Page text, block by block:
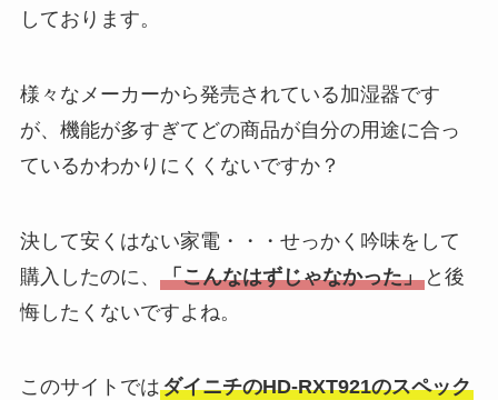
しております。
様々なメーカーから発売されている加湿器です
が、機能が多すぎてどの商品が自分の用途に合っ
ているかわかりにくくないですか？
決して安くはない家電・・・せっかく吟味をして
購入したのに、 「こんなはずじゃなかった」と後
悔したくないですよね。
このサイトではダイニチのHD-RXT921のスペック